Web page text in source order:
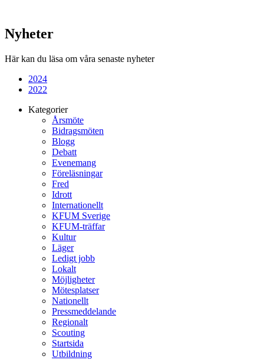
Nyheter
Här kan du läsa om våra senaste nyheter
2024
2022
Kategorier
Årsmöte
Bidragsmöten
Blogg
Debatt
Evenemang
Föreläsningar
Fred
Idrott
Internationellt
KFUM Sverige
KFUM-träffar
Kultur
Läger
Ledigt jobb
Lokalt
Möjligheter
Mötesplatser
Nationellt
Pressmeddelande
Regionalt
Scouting
Startsida
Utbildning